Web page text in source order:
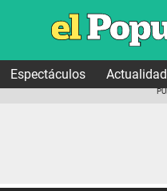
Espectáculos Actualidad